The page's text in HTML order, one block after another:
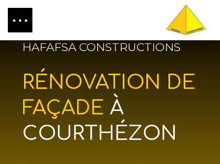
HAFAFSA CONSTRUCTIONS
RÉNOVATION DE
FAÇADE À
COURTHÉZON